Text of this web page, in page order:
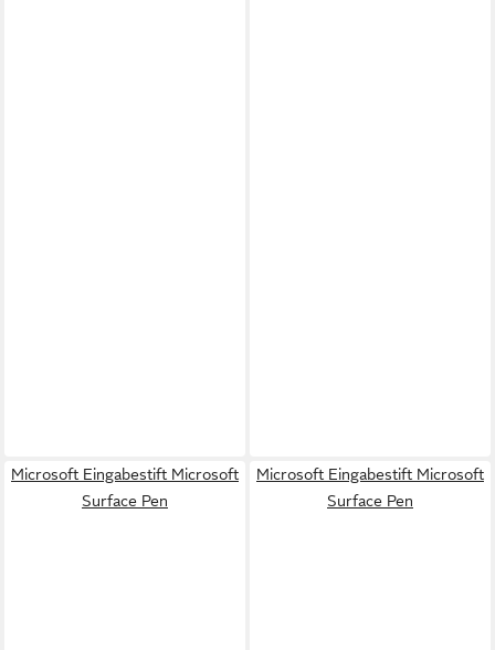
Microsoft Eingabestift Microsoft
Surface Pen
Microsoft Eingabestift Microsoft
Surface Pen